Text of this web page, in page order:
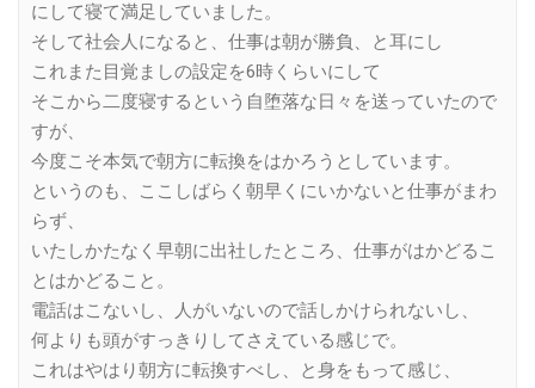
にして寝て満足していました。
そして社会人になると、仕事は朝が勝負、と耳にし
これまた目覚ましの設定を6時くらいにして
そこから二度寝するという自堕落な日々を送っていたので
すが、
今度こそ本気で朝方に転換をはかろうとしています。
というのも、ここしばらく朝早くにいかないと仕事がまわ
らず、
いたしかたなく早朝に出社したところ、仕事がはかどるこ
とはかどること。
電話はこないし、人がいないので話しかけられないし、
何よりも頭がすっきりしてさえている感じで。
これはやはり朝方に転換すべし、と身をもって感じ、